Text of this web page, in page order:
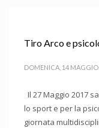
Tiro Arco e
DOMENICA, 14
Il 27 Maggio 2017
lo sport e per la
giornata